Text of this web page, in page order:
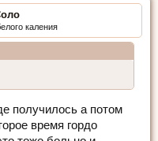
каления
получилось а потом
время гордо